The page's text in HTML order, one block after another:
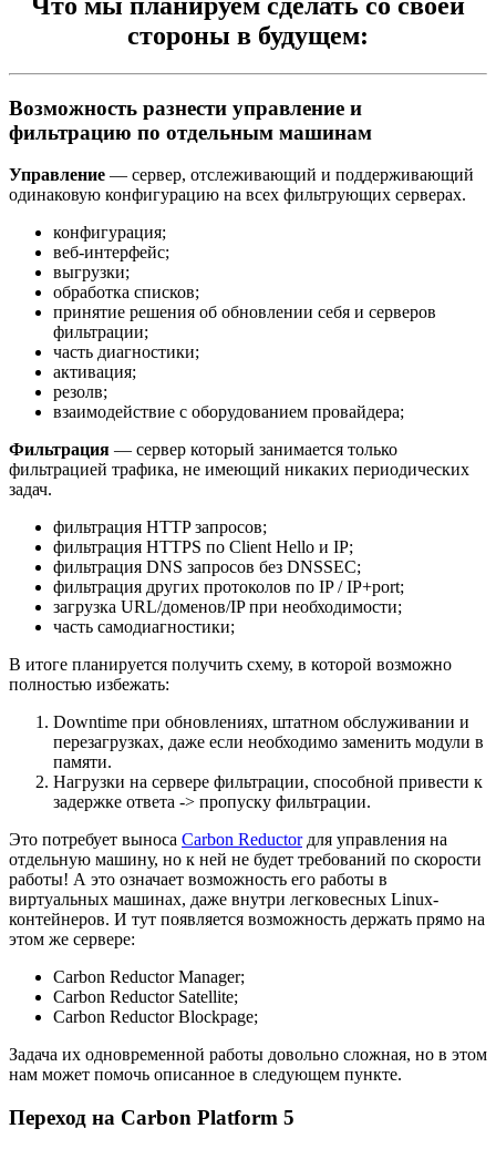
стороны в будущем:
Возможность разнести управление и
фильтрацию по отдельным машинам
Управление — сервер, отслеживающий и поддерживающий
одинаковую конфигурацию на всех фильтрующих серверах.
конфигурация;
веб-интерфейс;
выгрузки;
обработка списков;
принятие решения об обновлении себя и серверов
фильтрации;
часть диагностики;
активация;
резолв;
взаимодействие с оборудованием провайдера;
Фильтрация — сервер который занимается только
фильтрацией трафика, не имеющий никаких периодических
задач.
фильтрация HTTP запросов;
фильтрация HTTPS по Client Hello и IP;
фильтрация DNS запросов без DNSSEC;
фильтрация других протоколов по IP / IP+port;
загрузка URL/доменов/IP при необходимости;
часть самодиагностики;
В итоге планируется получить схему, в которой возможно
полностью избежать:
Downtime при обновлениях, штатном обслуживании и
перезагрузках, даже если необходимо заменить модули в
памяти.
Нагрузки на сервере фильтрации, способной привести к
задержке ответа -> пропуску фильтрации.
Это потребует выноса Carbon Reductorдля управления на
отдельную машину, но к ней не будет требований по скорости
работы! А это означает возможность его работы в
виртуальных машинах, даже внутри легковесных Linux-
контейнеров. И тут появляется возможность держать прямо на
этом же сервере:
Carbon Reductor Manager;
Carbon Reductor Satellite;
Carbon Reductor Blockpage;
Задача их одновременной работы довольно сложная, но в этом
нам может помочь описанное в следующем пункте.
Переход на Carbon Platform 5